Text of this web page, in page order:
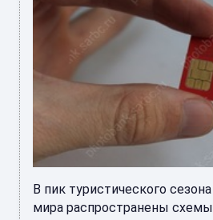
В пик туристического
мира распространены